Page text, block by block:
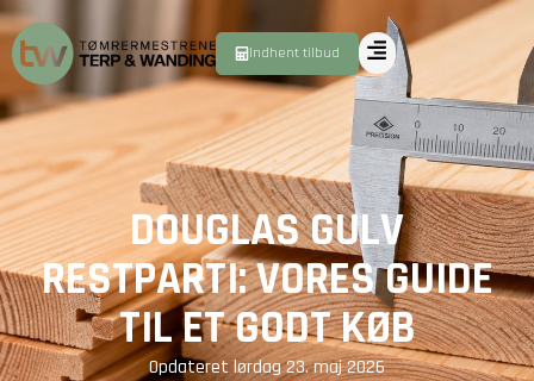
Indhent tilbud
DOUGLAS GULV
RESTPARTI: VORES GUIDE
TIL ET GODT KØB
Opdateret lørdag 23. maj 2026